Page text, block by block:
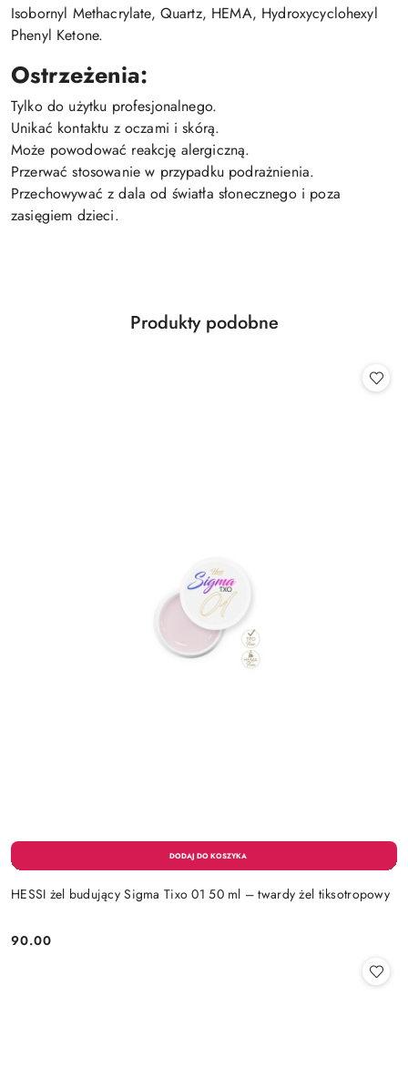
Isobornyl Methacrylate, Quartz, HEMA, Hydroxycyclohexyl
Phenyl Ketone.
Ostrzeżenia:
Tylko do użytku profesjonalnego.
Unikać kontaktu z oczami i skórą.
Może powodować reakcję alergiczną.
Przerwać stosowanie w przypadku podrażnienia.
Przechowywać z dala od światła słonecznego i poza
zasięgiem dzieci.
Pomiń karuzelę produktów
Produkty
Produkty podobne
HESSI żel budujący Sigma Tixo 01 50 ml – twardy żel tiksotropowy
Cena:
90.00